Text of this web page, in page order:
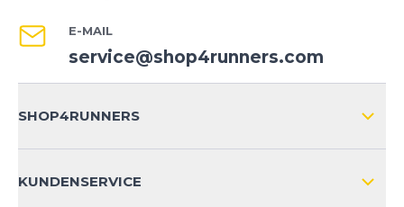
E-MAIL
service@shop4runners.com
SHOP4RUNNERS
KUNDENSERVICE